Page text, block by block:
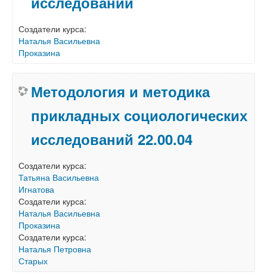
Создатели курса:
Наталья Васильевна
Проказина
Методология и методика
прикладных социологических
исследований 22.00.04
Создатели курса:
Татьяна Васильевна
Игнатова
Создатели курса:
Наталья Васильевна
Проказина
Создатели курса:
Наталья Петровна
Старых